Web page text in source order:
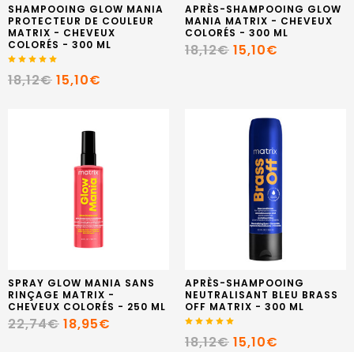
SHAMPOOING GLOW MANIA
PROTECTEUR DE COULEUR
MATRIX - CHEVEUX
COLORÉS - 300 ML
18,12€ 15,10€
APRÈS-SHAMPOOING GLOW
MANIA MATRIX - CHEVEUX
COLORÉS - 300 ML
18,12€ 15,10€
SPRAY GLOW MANIA SANS
RINÇAGE MATRIX -
CHEVEUX COLORÉS - 250 ML
22,74€ 18,95€
APRÈS-SHAMPOOING
NEUTRALISANT BLEU BRASS
OFF MATRIX - 300 ML
18,12€ 15,10€